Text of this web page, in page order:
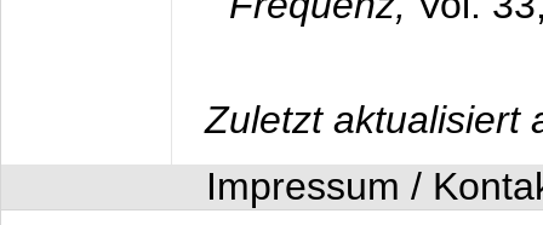
Zuletzt aktualisiert
Impressum /